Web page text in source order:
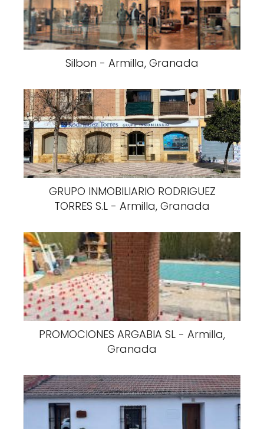
Silbon - Armilla, Granada
GRUPO INMOBILIARIO RODRIGUEZ
TORRES S.L - Armilla, Granada
PROMOCIONES ARGABIA SL - Armilla,
Granada